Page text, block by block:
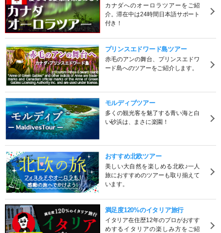
カナダへのオーロラツアーをご紹
介。滞在中は24時間日本語サポート
付き！
プリンスエドワード島ツアー
赤毛のアンの舞台、プリンスエドワ
ード島へのツアーをご紹介します。
モルディブツアー
多くの観光客を魅了する青い海と白
い砂浜は、まさに楽園！
おすすめ北欧ツアー
美しい大自然を楽しめる北欧♪一人
旅におすすめのツアーも取り揃えて
います。
満足度120%のイタリア旅行
イタリア在住歴12年のプロがおすす
めするイタリアの楽しみ方をご紹